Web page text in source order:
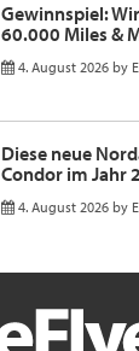
Gewinnspiel:
60.000 Miles &
4. August 2026 by
Diese neue
Condor im Jahr
4. August 2026 by